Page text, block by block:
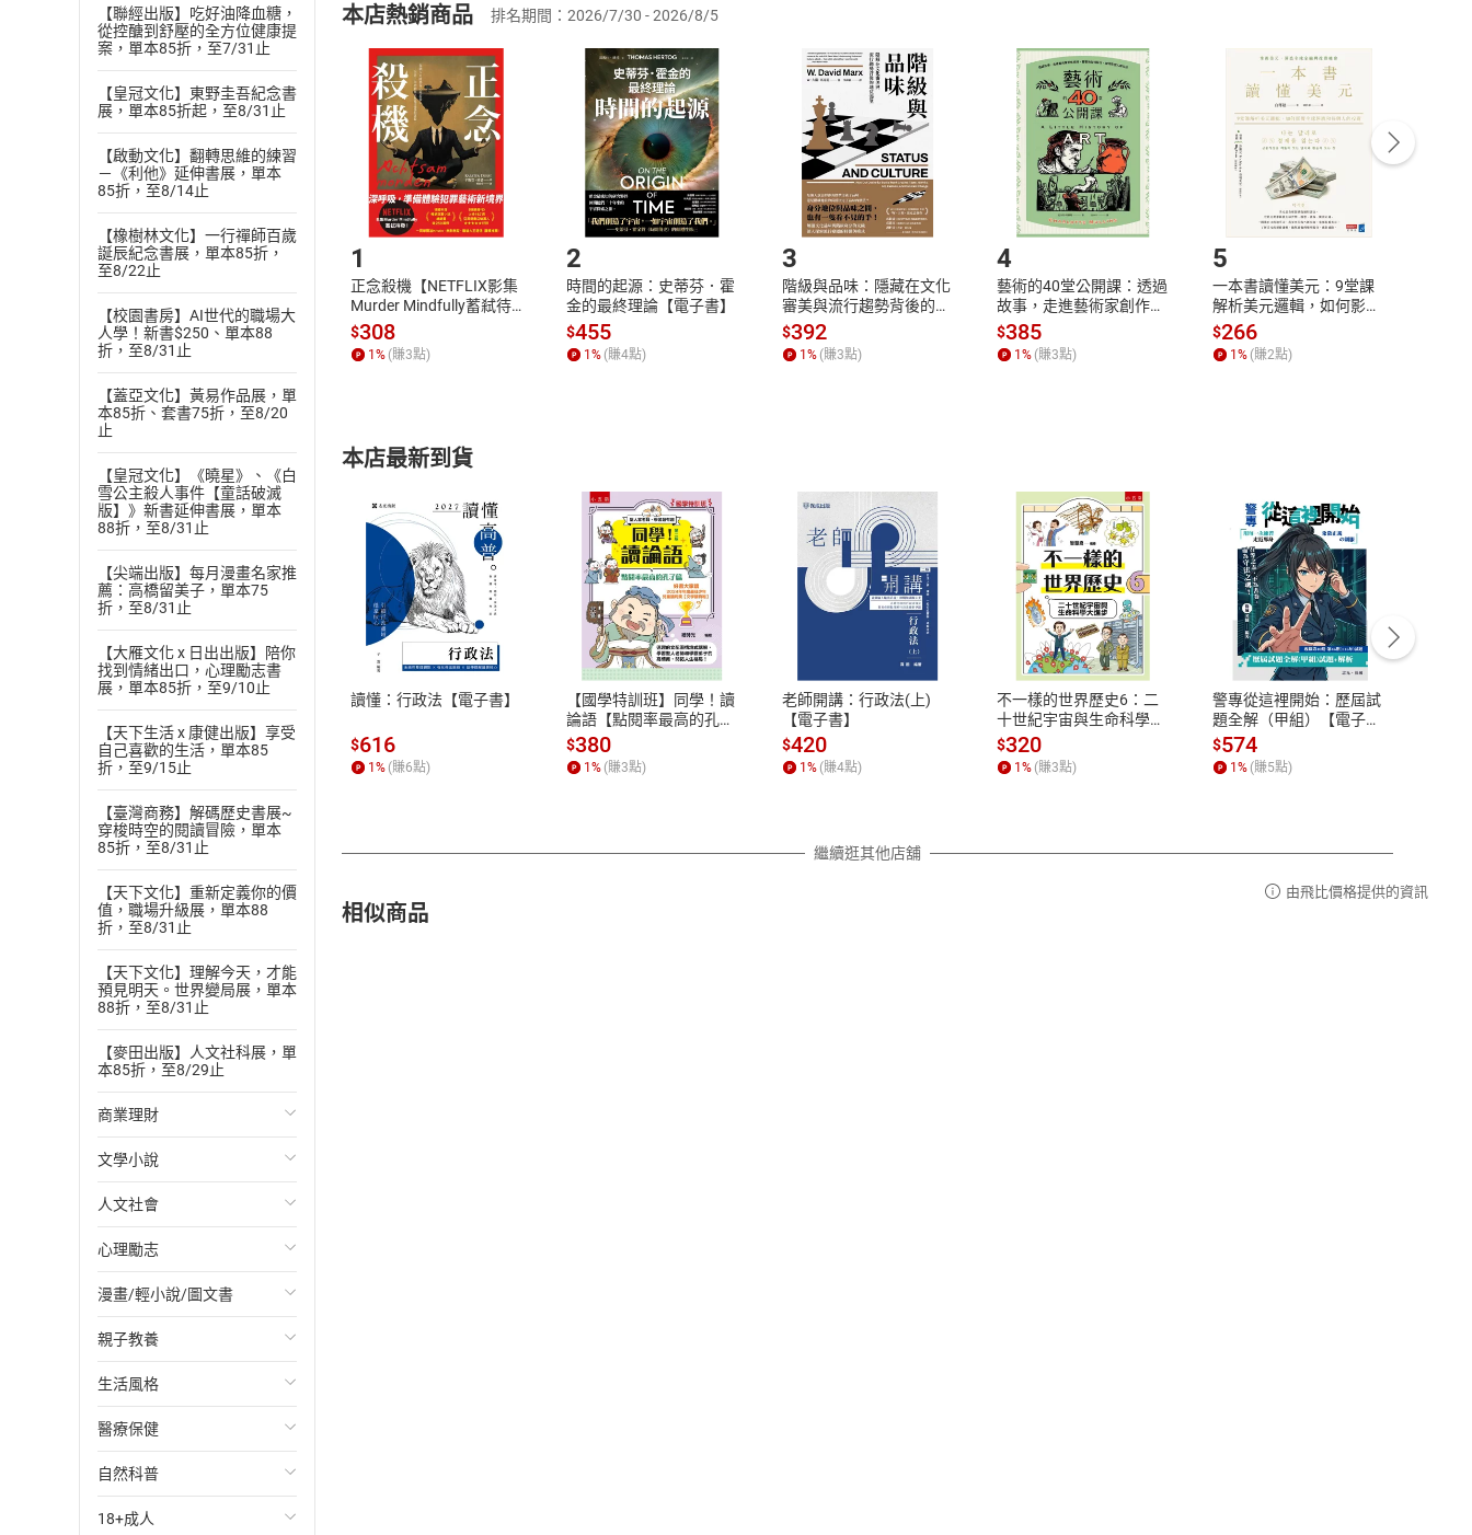
【聯經出版】吃好油降血糖，
從控醣到舒壓的全方位健康提
案，單本85折，至7/31止
【皇冠文化】東野圭吾紀念書
展，單本85折起，至8/31止
【啟動文化】翻轉思維的練習
－《利他》延伸書展，單本
85折，至8/14止
【橡樹林文化】一行禪師百歲
誕辰紀念書展，單本85折，
至8/22止
【校園書房】AI世代的職場大
人學！新書$250、單本88
折，至8/31止
【蓋亞文化】黃易作品展，單
本85折、套書75折，至8/20
止
【皇冠文化】《曉星》、《白
雪公主殺人事件【童話破滅
版】》新書延伸書展，單本
88折，至8/31止
【尖端出版】每月漫畫名家推
薦：高橋留美子，單本75
折，至8/31止
【大雁文化 x 日出出版】陪你
找到情緒出口，心理勵志書
展，單本85折，至9/10止
【天下生活 x 康健出版】享受
自己喜歡的生活，單本85
折，至9/15止
【臺灣商務】解碼歷史書展~
穿梭時空的閱讀冒險，單本
85折，至8/31止
【天下文化】重新定義你的價
值，職場升級展，單本88
折，至8/31止
【天下文化】理解今天，才能
預見明天。世界變局展，單本
88折，至8/31止
【麥田出版】人文社科展，單
本85折，至8/29止
商業理財
投資理財
經濟/趨勢
財務/金融
管理/領導
職場工作術
成功法
行銷/廣告
傳記
商務/商學
文學小說
歐美文學
日本文學
韓國文學
華文文學
經典文學
成長/家庭生活小說
懸疑/推理小說
科幻/奇幻小說
人文社會
國際關係
政治
社會科學
台灣/中國歷史
日/韓歷史
其他歷史/史學
法律
心理勵志
心靈成長/情緒
人際關係
兩性關係
心理學
漫畫/輕小說/圖文書
輕小說
奇幻/科幻
愛情故事
職場/社會寫實
懸疑/推理
親子教養
教育現場
兒童文學/故事
兒童科普/學習
育兒百科
生活風格
飲食/食譜
健身/美顏
運動/遊戲
醫療保健
健康/養生
常見疾病
自然科普
生物科學
18+成人
(二)消費者訂購本店鋪之商品即代表知悉本店鋪所銷售之商品為電子書，屬非以有形媒介提供之數位內容，消費者同意若訂購後
且已下載/存取電子書，不得請求退貨退款。
退貨方式：您欲取消訂單或辦理退貨時，請登入樂天市場，並於「我的訂單」中點選「瀏覽訂單明細」
「申請取消訂單/ 退
貨」，本店鋪將依您的申請進行審核，待審核通過後將為您辦理退款事宜。
請注意，樂天市場須以整筆訂單為單位進行取消/退貨，恕無法以單支商品取消/退貨。
挑選商品
Choose
放入購物車
Shopping cart
登入帳號
Login
付款方式
Payment
完成訂單
Complete
購書後，如何開始使用？
Step1.選擇閱讀載具 Step2.登入帳號，下載書籍後看書
付款方式
ATM轉帳、信用卡、LINE PAY、AFTEE
退換貨規範
本店是否提供消費者保護法七日猶豫期
之權利，遽消費者保護法及通訊交易解
除權合理例外情事適用準則，依商品性
質各有不同規定。詳細退換貨說明請參
照各商品說明。
客服資訊
服務時間：週一到週五 10:00-12:00、
13:00-17:00 (國定假日及例假日休息)
客服電話：0080-1857077
本店熱銷商品 排名期間：2026/7/30 - 2026/8/5
1
正念殺機【NETFLIX影集
Murder Mindfully蓄弒待
發】【電子書】
$308
1% (賺3點)
2
時間的起源：史蒂芬．霍
金的最終理論【電子書】
$455
1% (賺4點)
3
階級與品味：隱藏在文化
審美與流行趨勢背後的地
位渴望【電子書】
$392
1% (賺3點)
4
藝術的40堂公開課：透過
故事，走進藝術家創作現
場，看藝術如何誕生、如
何形塑人類生活【電子
書】
$385
1% (賺3點)
5
一本書讀懂美元：9堂課
解析美元邏輯，如何影響
全球經濟和每個人的投資
【電子書】
$266
1% (賺2點)
本店最新到貨
讀懂：行政法【電子書】
$616
1 % (賺6點)
【國學特訓班】同學！讀
論語【點閱率最高的孔子
篇】逗趣的文配圖情境式
講解，學習聖人老師和學
霸弟子的高情商，開拓人
$380
1 % (賺3點)
老師開講：行政法(上)
【電子書】
$420
1 % (賺4點)
不一樣的世界歷史6：二
十世紀宇宙與生命科學大
進步【電子書】
$320
1% (賺3點)
警專從這裡開始：歷屆試
題全解（甲組）【電子
書】
$574
1% (賺5點)
繼續逛其他店舖
相似商品
由飛比價格提供的資訊